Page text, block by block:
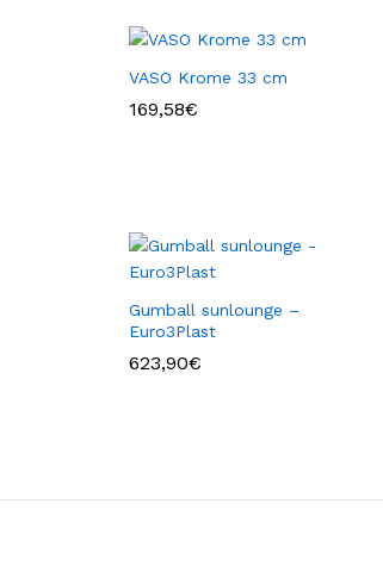
VASO Krome 33 cm
169,58€
Gumball sunlounge –
Euro3Plast
623,90€